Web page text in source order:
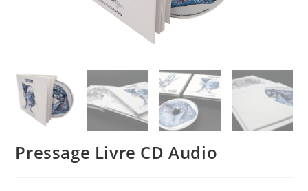
Pressage Livre CD Audio